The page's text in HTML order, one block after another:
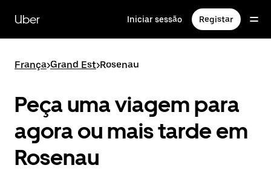
para
conteúdo
Uber Iniciar sessão Registar
França>Grand Est>Rosenau
Peça uma viagem para
agora ou mais tarde em
Rosenau